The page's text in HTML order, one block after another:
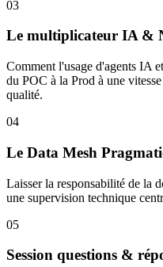
03
Le multiplicateur IA &
Comment l'usage d'agents IA
du POC à la Prod à une
qualité.
04
Le Data Mesh
Laisser la responsabilité de la
une supervision technique
05
Session questions &